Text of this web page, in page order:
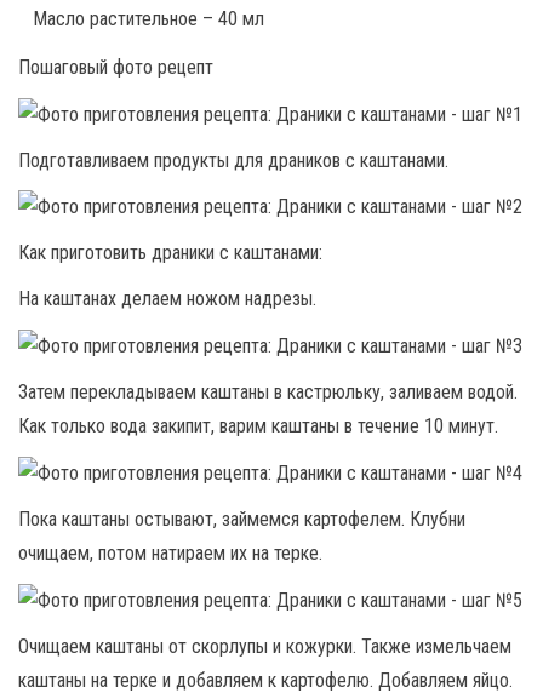
Масло растительное – 40 мл
Пошаговый фото рецепт
Подготавливаем продукты для драников с каштанами.
Как приготовить драники с каштанами:
На каштанах делаем ножом надрезы.
Затем перекладываем каштаны в кастрюльку, заливаем водой.
Как только вода закипит, варим каштаны в течение 10 минут.
Пока каштаны остывают, займемся картофелем. Клубни
очищаем, потом натираем их на терке.
Очищаем каштаны от скорлупы и кожурки. Также измельчаем
каштаны на терке и добавляем к картофелю. Добавляем яйцо.